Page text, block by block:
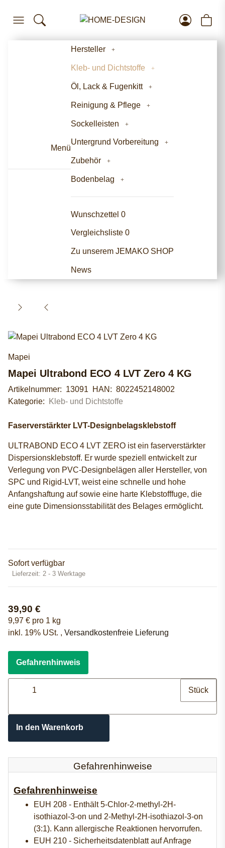
Menü
Hersteller
Kleb- und Dichtstoffe
Öl, Lack & Fugenkitt
Reinigung & Pflege
Sockelleisten
Untergrund Vorbereitung
Zubehör
Bodenbelag
Wunschzettel 0
Vergleichsliste 0
Zu unserem JEMAKO SHOP
News
Mapei
Mapei Ultrabond ECO 4 LVT Zero 4 KG
Artikelnummer: 13091 HAN: 8022452148002
Kategorie:
Kleb- und Dichtstoffe
Faserverstärkter LVT-Designbelagsklebstoff
ULTRABOND ECO 4 LVT ZERO ist ein faserverstärkter
Dispersionsklebstoff. Er wurde speziell entwickelt zur
Verlegung von PVC-Designbelägen aller Hersteller, von
SPC und Rigid-LVT, weist eine schnelle und hohe
Anfangshaftung auf sowie eine harte Klebstofffuge, die
eine gute Dimensionsstabilität des Belages ermöglicht.
Sofort verfügbar
Lieferzeit: 2 - 3 Werktage
39,90 €
9,97 € pro 1 kg
inkl. 19% USt. , Versandkostenfreie Lieferung
Gefahrenhinweis
Stück
In den Warenkorb
Gefahrenhinweise
Gefahrenhinweise
EUH 208 - Enthält 5-Chlor-2-methyl-2H-
isothiazol-3-on und 2-Methyl-2H-isothiazol-3-on
(3:1). Kann allergische Reaktionen hervorrufen.
EUH 210 - Sicherheitsdatenblatt auf Anfrage